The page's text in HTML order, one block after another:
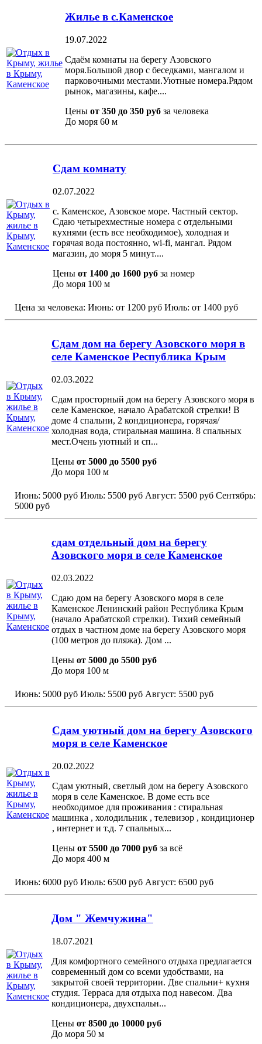
Жилье в с.Каменское
19.07.2022
Сдаём комнаты на берегу Азовского
моря.Большой двор с беседками, мангалом и
парковочными местами.Уютные номера.Рядом
рынок, магазины, кафе....
Цены от 350 до 350 руб за человека
До моря 60 м
Сдам комнату
02.07.2022
с. Каменское, Азовское море. Частный сектор.
Сдаю четырехместные номера с отдельными
кухнями (есть все необходимое), холодная и
горячая вода постоянно, wi-fi, мангал. Рядом
магазин, до моря 5 минут....
Цены от 1400 до 1600 руб за номер
До моря 100 м
Цена за человека: Июнь: от 1200 руб Июль: от 1400 руб
Сдам дом на берегу Азовского моря в
селе Каменское Республика Крым
02.03.2022
Сдам просторный дом на берегу Азовского моря в
селе Каменское, начало Арабатской стрелки! В
доме 4 спальни, 2 кондиционера, горячая/
холодная вода, стиральная машина. 8 спальных
мест.Очень уютный и сп...
Цены от 5000 до 5500 руб
До моря 100 м
Июнь: 5000 руб Июль: 5500 руб Август: 5500 руб Сентябрь:
5000 руб
сдам отдельный дом на берегу
Азовского моря в селе Каменское
02.03.2022
Сдаю дом на берегу Азовского моря в селе
Каменское Ленинский район Республика Крым
(начало Арабатской стрелки). Тихий семейный
отдых в частном доме на берегу Азовского моря
(100 метров до пляжа). Дом ...
Цены от 5000 до 5500 руб
До моря 100 м
Июнь: 5000 руб Июль: 5500 руб Август: 5500 руб
Сдам уютный дом на берегу Азовского
моря в селе Каменское
20.02.2022
Сдам уютный, светлый дом на берегу Азовского
моря в селе Каменское. В доме есть все
необходимое для проживания : стиральная
машинка , холодильник , телевизор , кондиционер
, интернет и т.д. 7 спальных...
Цены от 5500 до 7000 руб за всё
До моря 400 м
Июнь: 6000 руб Июль: 6500 руб Август: 6500 руб
Дом " Жемчужина"
18.07.2021
Для комфортного семейного отдыха предлагается
современный дом со всеми удобствами, на
закрытой своей территории. Две спальни+ кухня
студия. Терраса для отдыха под навесом. Два
кондиционера, двухспальн...
Цены от 8500 до 10000 руб
До моря 50 м